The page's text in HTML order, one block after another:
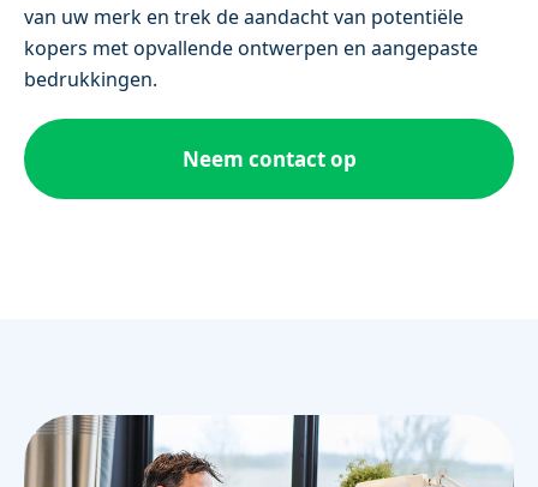
van uw merk en trek de aandacht van potentiële
kopers met opvallende ontwerpen en aangepaste
bedrukkingen.
Neem contact op